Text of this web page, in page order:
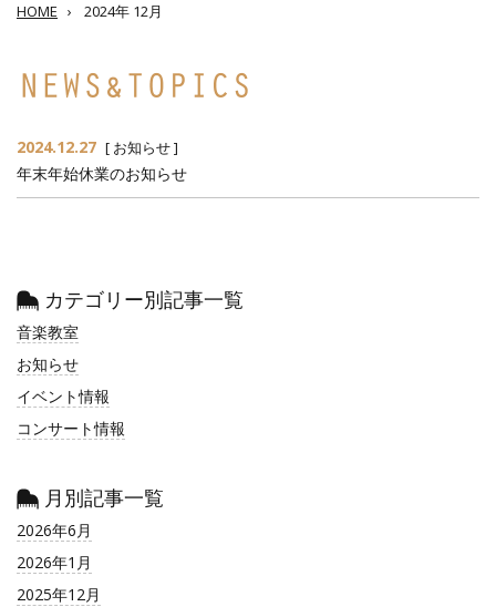
HOME › 2024年 12月
2024.12.27 [ お知らせ]
年末年始休業のお知らせ
カテゴリー別記事一覧
音楽教室
お知らせ
イベント情報
コンサート情報
月別記事一覧
2026年6月
2026年1月
2025年12月